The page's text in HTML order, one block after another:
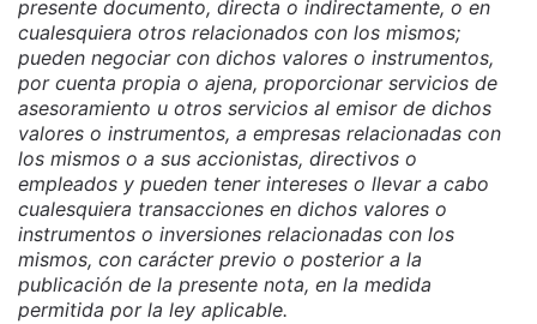
presente documento, directa o indirectamente, o en
cualesquiera otros relacionados con los mismos;
pueden negociar con dichos valores o instrumentos,
por cuenta propia o ajena, proporcionar servicios de
asesoramiento u otros servicios al emisor de dichos
valores o instrumentos, a empresas relacionadas con
los mismos o a sus accionistas, directivos o
empleados y pueden tener intereses o llevar a cabo
cualesquiera transacciones en dichos valores o
instrumentos o inversiones relacionadas con los
mismos, con carácter previo o posterior a la
publicación de la presente nota, en la medida
permitida por la ley aplicable.